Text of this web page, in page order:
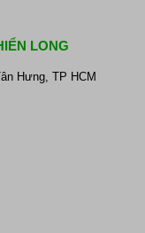
LONG
Hưng, TP HCM